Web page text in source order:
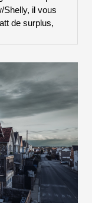
Shelly, il vous
de surplus,